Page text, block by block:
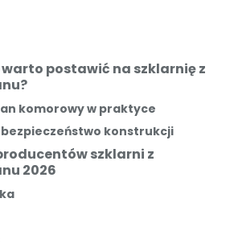
postawić na szklarnię z
komorowy w praktyce
bezpieczeństwo konstrukcji
szklarni z
2026